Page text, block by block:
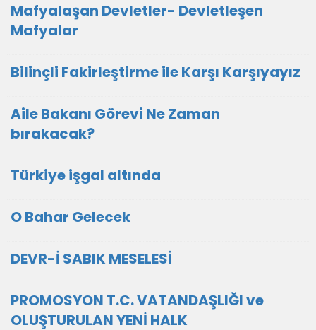
Mafyalaşan Devletler- Devletleşen
Mafyalar
Bilinçli Fakirleştirme ile Karşı Karşıyayız
Aile Bakanı Görevi Ne Zaman
bırakacak?
Türkiye işgal altında
O Bahar Gelecek
DEVR-İ SABIK MESELESİ
PROMOSYON T.C. VATANDAŞLIĞI ve
OLUŞTURULAN YENİ HALK